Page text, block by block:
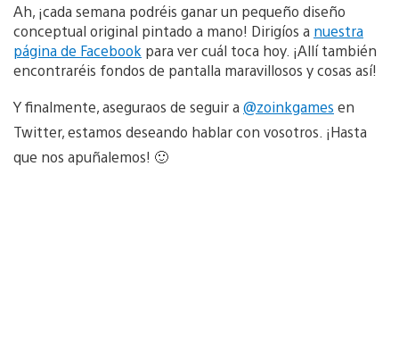
Ah, ¡cada semana podréis ganar un pequeño diseño
conceptual original pintado a mano! Dirigíos a nuestra
página de Facebook para ver cuál toca hoy. ¡Allí también
encontraréis fondos de pantalla maravillosos y cosas así!
Y finalmente, aseguraos de seguir a @zoinkgames en
Twitter, estamos deseando hablar con vosotros. ¡Hasta
que nos apuñalemos! 🙂